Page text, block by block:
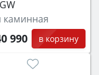
каминная
990 в корзину